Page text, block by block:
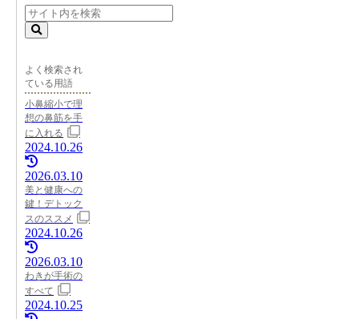
よく検索され
ている用語
小鼻縮小で理
想の鼻筋を手
に入れる
2024.10.26
2026.03.10
美と健康への
鍵！デトック
スのススメ
2024.10.26
2026.03.10
わきが手術の
すべて
2024.10.25